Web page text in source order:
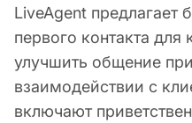
LiveAgent предлагает
первого контакта для
улучшить общение
взаимодействии с
включают